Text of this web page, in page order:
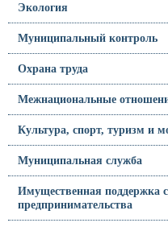
Экология
Муниципальный контроль
Охрана труда
Межнациональные
Культура, спорт, туризм и
Муниципальная служба
Имущественная поддержка
предпринимательства